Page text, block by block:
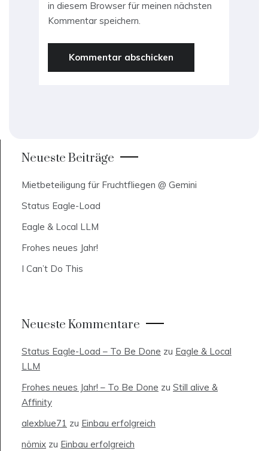
in diesem Browser für meinen nächsten
Kommentar speichern.
Neueste Beiträge
Mietbeteiligung für Fruchtfliegen @ Gemini
Status Eagle-Load
Eagle & Local LLM
Frohes neues Jahr!
I Can’t Do This
Neueste Kommentare
Status Eagle-Load – To Be Done zu Eagle & Local
LLM
Frohes neues Jahr! – To Be Done zu Still alive &
Affinity
alexblue71 zu Einbau erfolgreich
nömix zu Einbau erfolgreich